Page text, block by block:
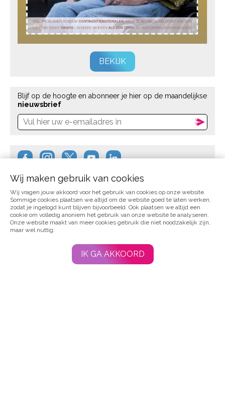
BEKIJK
Blijf op de hoogte en abonneer je hier op de maandelijkse
nieuwsbrief
Over ons
Voor professionals
Wij maken gebruik van cookies
Wij vragen jouw akkoord voor het gebruik van cookies op onze website.
Sommige cookies plaatsen we altijd om de website goed te laten werken,
zodat je ingelogd kunt blijven bijvoorbeeld. Ook plaatsen we altijd een
cookie om volledig anoniem het gebruik van onze website te analyseren.
Onze website maakt van meer cookies gebruik die niet noodzakelijk zijn,
maar wel nuttig.
IK GA AKKOORD